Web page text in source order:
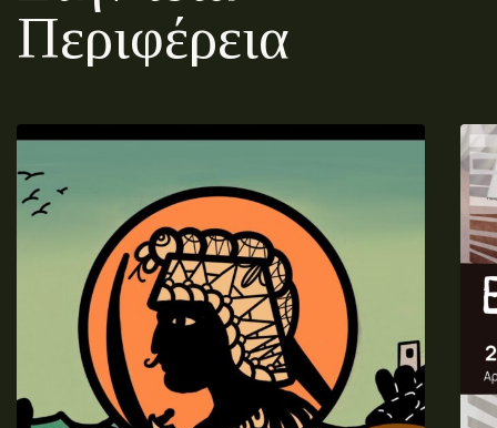
Περιφέρεια